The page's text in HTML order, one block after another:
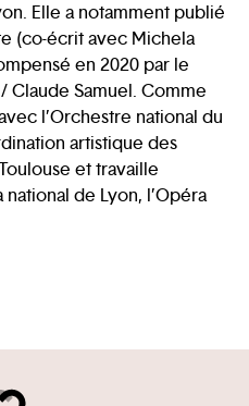
Elle a notamment publié
(co-écrit avec Michela
en 2020 par le
Claude Samuel. Comme
l’Orchestre national du
artistique des
et travaille
de Lyon, l’Opéra